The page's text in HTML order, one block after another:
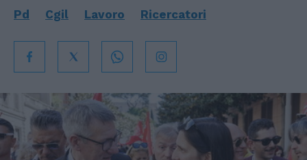
Pd Cgil Lavoro Ricercatori